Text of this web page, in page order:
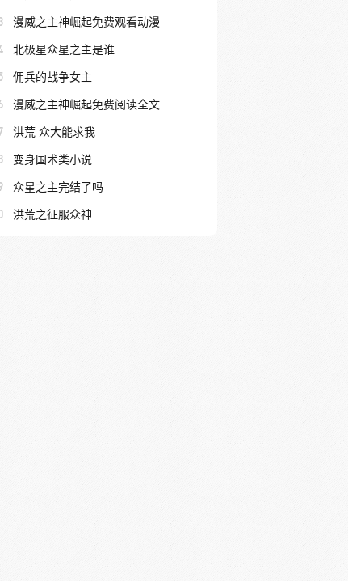
漫威之主神崛起免费观看动漫
北极星众星之主是谁
佣兵的战争女主
漫威之主神崛起免费阅读全文
洪荒 众大能求我
变身国术类小说
众星之主完结了吗
洪荒之征服众神